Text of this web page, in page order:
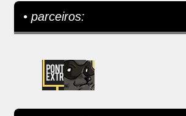
• parceiros: